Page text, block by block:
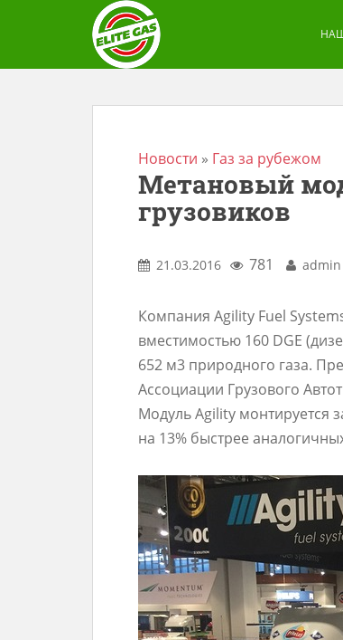
Новости » Газ за рубежом
Метановый
грузовиков
21.03.2016 781 admin
Компания Agility Fuel
вместимостью 160 DGE
652 м3 природного газа.
Ассоциации Грузового
Модуль Agility монтируется
на 13% быстрее